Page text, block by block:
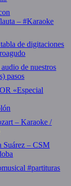
– #Karaoke
de digitaciones
de nuestros
pasos
«Especial
– Karaoke /
Suárez – CSM
#partituras